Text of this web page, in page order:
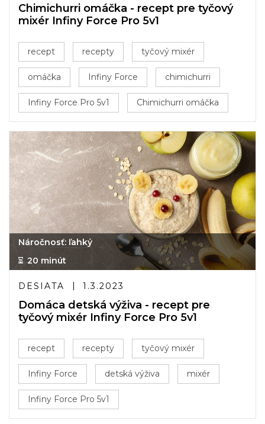
Chimichurri omáčka - recept pre tyčový
mixér Infiny Force Pro 5v1
recept recepty tyčový mixér
omáčka Infiny Force chimichurri
Infiny Force Pro 5v1 Chimichurri omáčka
Náročnosť: ľahký
20 minút
DESIATA 1.3.2023
Domáca detská výživa - recept pre
tyčový mixér Infiny Force Pro 5v1
recept recepty tyčový mixér
Infiny Force detská výživa mixér
Infiny Force Pro 5v1